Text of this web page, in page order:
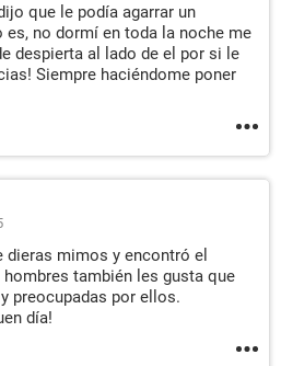
que le podía agarrar un
es, no dormí en toda la noche me
despierta al lado de el por si le
Siempre haciéndome poner
mimos y encontró el
también les gusta que
preocupadas por ellos.
día!